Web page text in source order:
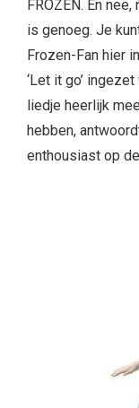
FROZEN. En
is genoeg. Je
Frozen-Fan hier
‘Let it go’
liedje heerlijk
hebben,
enthousiast op